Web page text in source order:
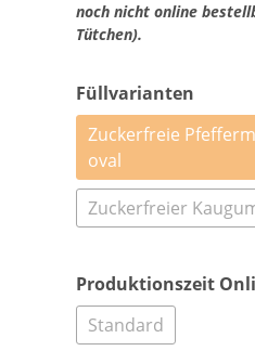
noch nicht online
Tütchen).
Füllvarianten
Zuckerfreie
oval
Zuckerfreier
Produktionszeit
Standard